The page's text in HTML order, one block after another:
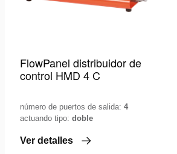
FlowPanel distribuidor de
control HMD 4 C
número de puertos de salida: 4
actuando tipo: doble
Ver detalles